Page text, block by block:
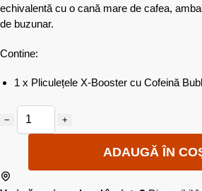
echivalentă cu o cană mare de cafea,
de buzunar.
Contine:
1 x Pliculețele X-Booster cu Cofeină
− +
ADAUGĂ ÎN